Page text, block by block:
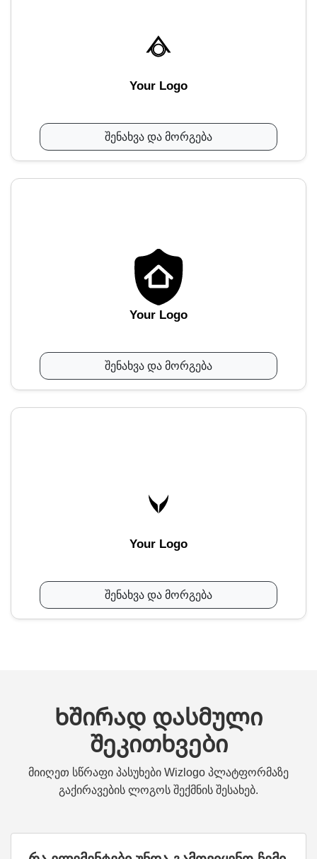
Your Logo
შენახვა და მორგება
Your Logo
შენახვა და მორგება
Your Logo
შენახვა და მორგება
Ხშირად დასმული
შეკითხვები
მიიღეთ სწრაფი პასუხები Wizlogo პლატფორმაზე
გაქირავების ლოგოს შექმნის შესახებ.